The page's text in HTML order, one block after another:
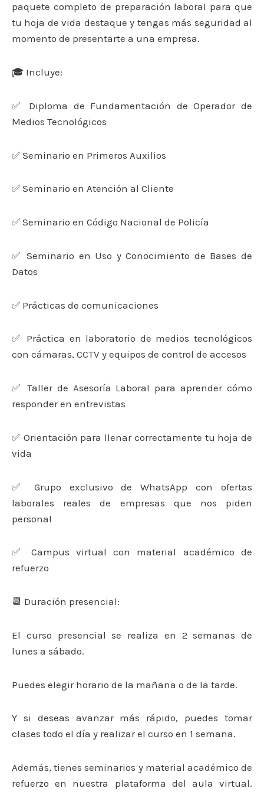
paquete completo de preparación laboral para que
tu hoja de vida destaque y tengas más seguridad al
momento de presentarte a una empresa.
🎓 Incluye:
✅ Diploma de Fundamentación de Operador de
Medios Tecnológicos
✅ Seminario en Primeros Auxilios
✅ Seminario en Atención al Cliente
✅ Seminario en Código Nacional de Policía
✅ Seminario en Uso y Conocimiento de Bases de
Datos
✅ Prácticas de comunicaciones
✅ Práctica en laboratorio de medios tecnológicos
con cámaras, CCTV y equipos de control de accesos
✅ Taller de Asesoría Laboral para aprender cómo
responder en entrevistas
✅ Orientación para llenar correctamente tu hoja de
vida
✅ Grupo exclusivo de WhatsApp con ofertas
laborales reales de empresas que nos piden
personal
✅ Campus virtual con material académico de
refuerzo
📆 Duración presencial:
El curso presencial se realiza en 2 semanas de
lunes a sábado.
Puedes elegir horario de la mañana o de la tarde.
Y si deseas avanzar más rápido, puedes tomar
clases todo el día y realizar el curso en 1 semana.
Además, tienes seminarios y material académico de
refuerzo en nuestra plataforma del aula virtual.